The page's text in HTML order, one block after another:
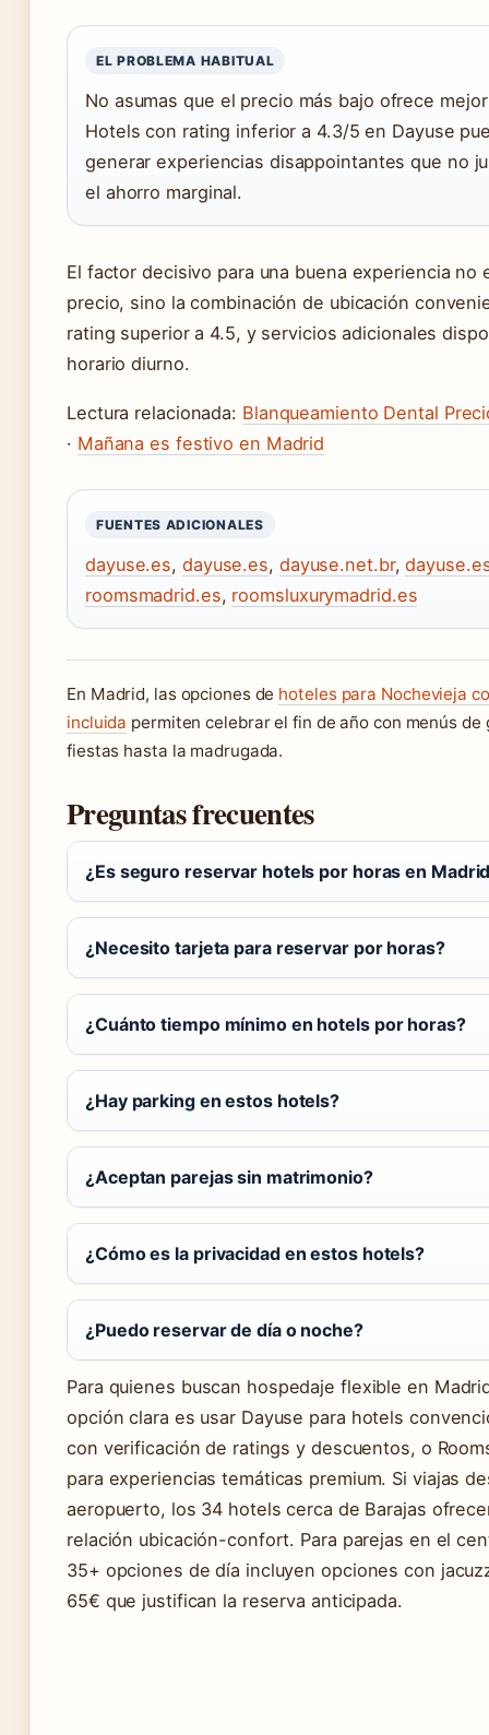
EL PROBLEMA HABITUAL
No asumas que el precio más bajo ofrece
Hotels con rating inferior a 4.3/5 en Dayuse
generar experiencias disappointantes que no
el ahorro marginal.
El factor decisivo para una buena experiencia no
precio, sino la combinación de ubicación
rating superior a 4.5, y servicios adicionales
horario diurno.
Lectura relacionada: Blanqueamiento Dental
· Mañana es festivo en Madrid
FUENTES ADICIONALES
dayuse.es, dayuse.es, dayuse.net.br,
roomsmadrid.es, roomsluxurymadrid.es
En Madrid, las opciones de hoteles para Nochevieja
incluida permiten celebrar el fin de año con menús de
fiestas hasta la madrugada.
Preguntas frecuentes
¿Es seguro reservar hotels por horas en
¿Necesito tarjeta para reservar por horas?
¿Cuánto tiempo mínimo en hotels por horas?
¿Hay parking en estos hotels?
¿Aceptan parejas sin matrimonio?
¿Cómo es la privacidad en estos hotels?
¿Puedo reservar de día o noche?
Para quienes buscan hospedaje flexible en
opción clara es usar Dayuse para hotels
con verificación de ratings y descuentos, o
para experiencias temáticas premium. Si viajas
aeropuerto, los 34 hotels cerca de Barajas
relación ubicación-confort. Para parejas en el
35+ opciones de día incluyen opciones con
65€ que justifican la reserva anticipada.